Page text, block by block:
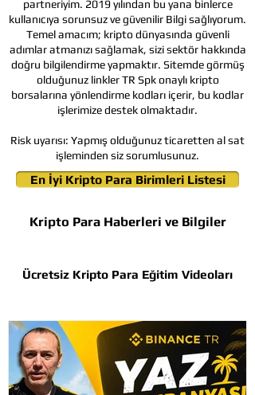
Ücretsiz Kripto Para Eğitim Videoları
Kripto Para Haberleri ve Bilgiler
En İyi Kripto Para Birimleri Listesi
partneriyim. 2019 yılından bu yana binlerce
kullanıcıya sorunsuz ve güvenilir Bilgi sağlıyorum.
Temel amacım; kripto dünyasında güvenli
adımlar atmanızı sağlamak, sizi sektör hakkında
doğru bilgilendirme yapmaktır. Sitemde görmüş
olduğunuz linkler TR Spk onaylı kripto
borsalarına yönlendirme kodları içerir, bu kodlar
işlerimize destek olmaktadır.
Risk uyarısı: Yapmış olduğunuz ticaretten al sat
işleminden siz sorumlusunuz.